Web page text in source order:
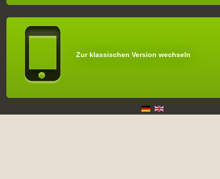
Zur klassischen Version wechseln